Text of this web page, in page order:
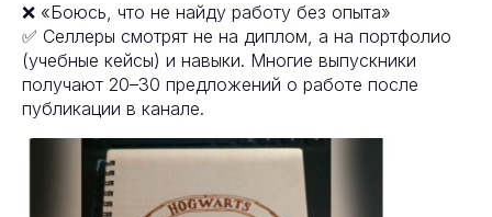
❌ «Боюсь, что не найду работу без опыта»
✅ Селлеры смотрят не на диплом, а на портфолио
(учебные кейсы) и навыки. Многие выпускники
получают 20–30 предложений о работе после
публикации в канале.